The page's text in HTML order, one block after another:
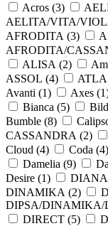
Acros (3)
AELITA/VITA/
AFRODITA (3)
AFRODITA/
ALISA (2)
ASSOL (4)
Avanti (1) Axes (1
Bianca (5)
Bumble (8)
CASSANDRA (2)
Cloud (4) Coda (4)
Damelia (9)
Desire (1)
DINAMIKA (2)
DIPSA/DINAMIKA/
DIRECT (5)